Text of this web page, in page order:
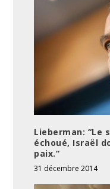
Lieberman: “Le
échoué, Israël
paix.”
31 décembre 2014